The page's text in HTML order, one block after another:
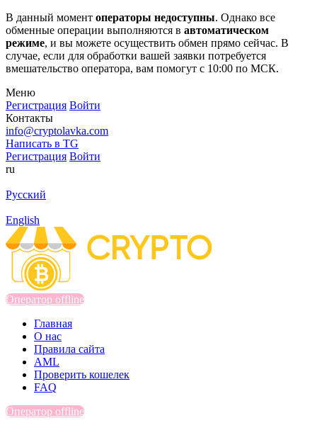
В данный момент операторы недоступны. Однако все
обменные операции выполняются в автоматическом
режиме, и вы можете осуществить обмен прямо сейчас. В
случае, если для обработки вашей заявки потребуется
вмешательство оператора, вам помогут с 10:00 по МСК.
Меню
Регистрация Войти
Контакты
info@cryptolavka.com
Написать в TG
Регистрация Войти
ru
Русский
English
Оператор offline
Главная
О нас
Правила сайта
AML
Проверить кошелек
FAQ
Оператор offline